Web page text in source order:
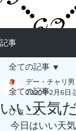
記事
全ての記事
ひとこと
全ての記事
いい天気
デー・チャリ男
2020年2月6日
今日はいい天